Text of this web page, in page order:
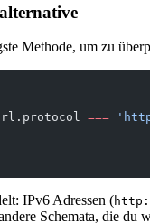
Methode, um zu
===
IPv6 Adressen (
Schemata, die du